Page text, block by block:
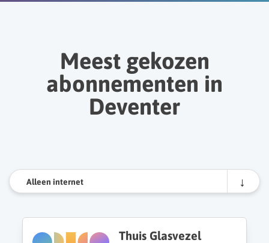
Meest gekozen
abonnementen in
Deventer
Alleen internet
Thuis Glasvezel